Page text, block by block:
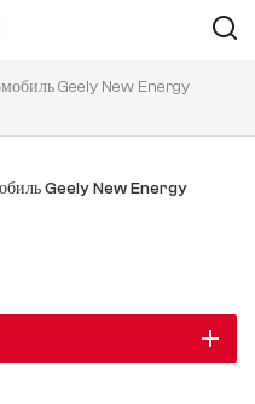
Geely New Energy
Geely New Energy